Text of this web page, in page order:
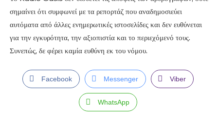
σημαίνει ότι συμφωνεί με τα ρεπορτάζ που αναδημοσιεύει
αυτόματα από άλλες ενημερωτικές ιστοσελίδες και δεν ευθύνεται
για την εγκυρότητα, την αξιοπιστία και το περιεχόμενό τους.
Συνεπώς, δε φέρει καμία ευθύνη εκ του νόμου.
Facebook Messenger Viber
WhatsApp